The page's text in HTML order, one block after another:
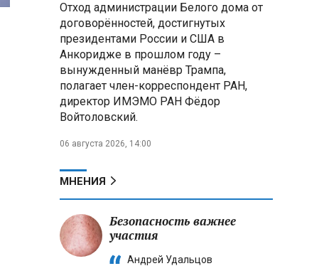
Отход администрации Белого дома от
договорённостей, достигнутых
президентами России и США в
Анкоридже в прошлом году –
вынужденный манёвр Трампа,
полагает член-корреспондент РАН,
директор ИМЭМО РАН Фёдор
Войтоловский.
06 августа 2026, 14:00
МНЕНИЯ
Безопасность важнее
участия
Андрей Удальцов